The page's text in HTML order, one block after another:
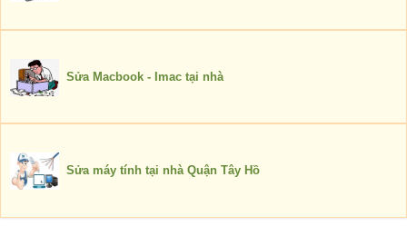
Sửa Macbook - Imac tại nhà
Sửa máy tính tại nhà Quận Tây Hồ